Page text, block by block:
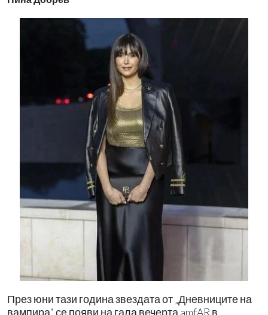
През юни тази година звездата от „Дневниците на